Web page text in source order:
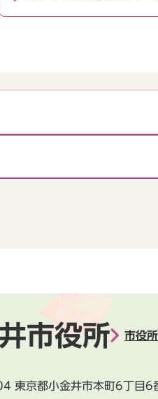
市役所 市役
東京都小金井市本町6丁目6